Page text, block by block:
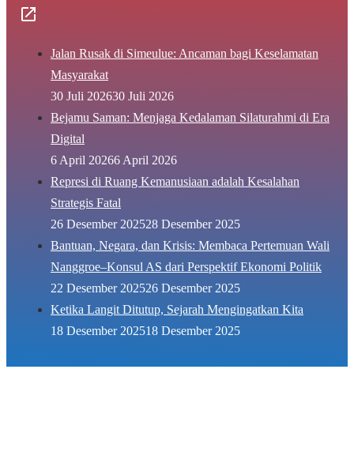
Jalan Rusak di Simeulue: Ancaman bagi Keselamatan
Masyarakat
30 Juli 202630 Juli 2026
Bejamu Saman: Menjaga Kedalaman Silaturahmi di Era
Digital
6 April 20266 April 2026
Represi di Ruang Kemanusiaan adalah Kesalahan
Strategis Fatal
26 Desember 202528 Desember 2025
Bantuan, Negara, dan Krisis: Membaca Pertemuan Wali
Nanggroe–Konsul AS dari Perspektif Ekonomi Politik
22 Desember 202526 Desember 2025
Ketika Langit Ditutup, Sejarah Mengingatkan Kita
18 Desember 202518 Desember 2025